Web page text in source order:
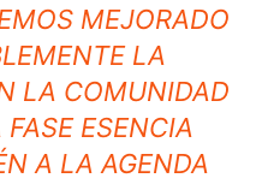
MEJORADO
LA
LA COMUNIDAD
ESENCIA
A LA AGENDA